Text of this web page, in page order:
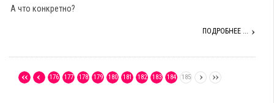
А что конкретно?
ПОДРОБНЕЕ ...
176 177 178 179 180 181 182 183 184 185